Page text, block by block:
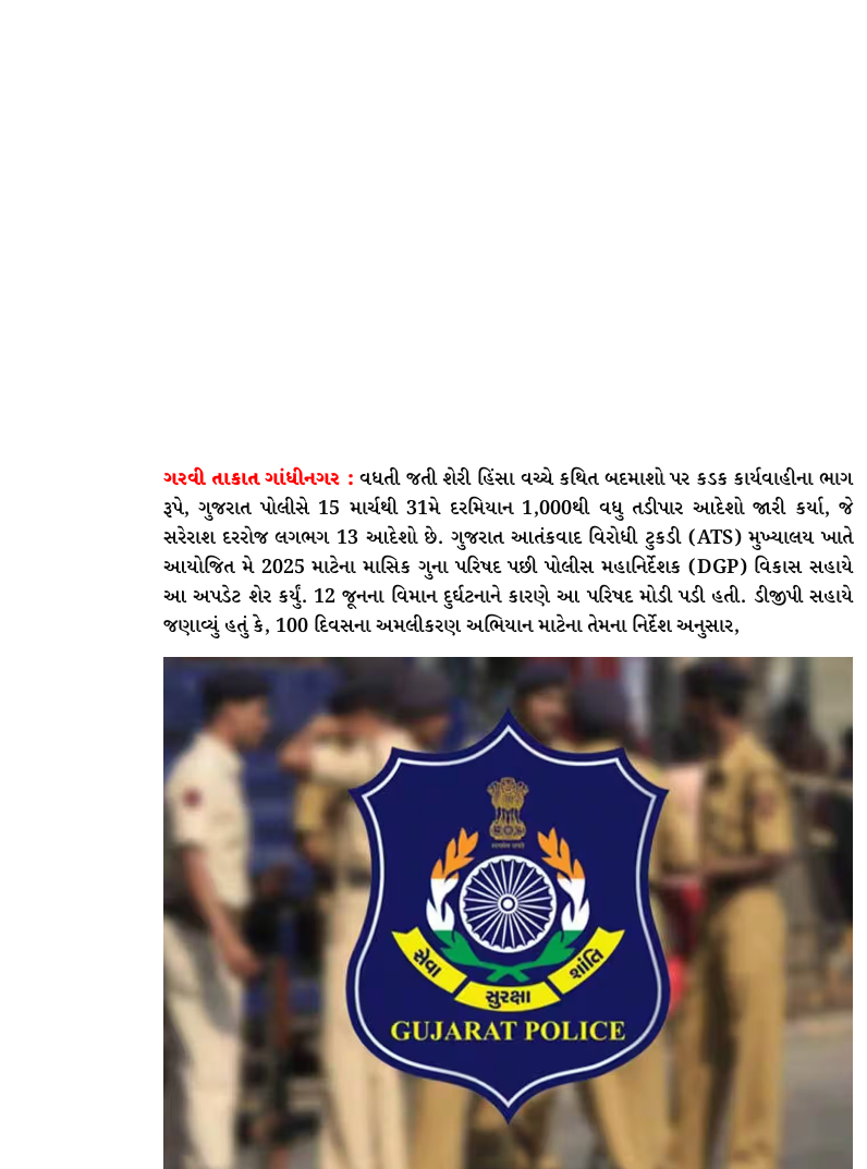
ગરવી તાકાત ગાંધીનગર : વધતી જતી શેરી હિંસા વચ્ચે કથિત બદમાશો પર કડક કાર્યવાહીના ભાગ
રૂપે, ગુજરાત પોલીસે 15 માર્ચથી 31મે દરમિયાન 1,000થી વધુ તડીપાર આદેશો જારી કર્યા, જે
સરેરાશ દરરોજ લગભગ 13 આદેશો છે. ગુજરાત આતંકવાદ વિરોધી ટુકડી (ATS) મુખ્યાલય ખાતે
આયોજિત મે 2025 માટેના માસિક ગુના પરિષદ પછી પોલીસ મહાનિર્દેશક (DGP) વિકાસ સહાયે
આ અપડેટ શેર કર્યું. 12 જૂનના વિમાન દુર્ઘટનાને કારણે આ પરિષદ મોડી પડી હતી. ડીજીપી સહાયે
જણાવ્યું હતું કે, 100 દિવસના અમલીકરણ અભિયાન માટેના તેમના નિર્દેશ અનુસાર,